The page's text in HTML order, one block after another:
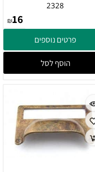
2328
₪16
פרטים נוספים
הוסף לסל